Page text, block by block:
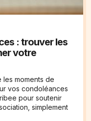
: trouver les
votre
moments de
vos condoléances
pour soutenir
simplement